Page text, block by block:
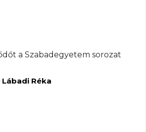
a Szabadegyetem sorozat
Lábadi Réka